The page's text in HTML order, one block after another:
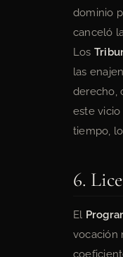
dominio
canceló
Los
las
derecho,
este
tiempo,
6.
El
vocación